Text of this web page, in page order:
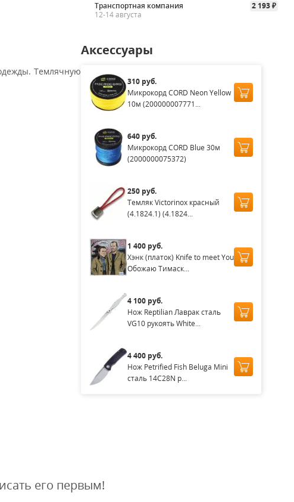
Транспортная компания
2 193 ₽
12-14 августа
Темлячную
Аксессуары
310 руб.
Микрокорд CORD Neon Yellow
10м (200000007771...
640 руб.
Микрокорд CORD Blue 30м
(2000000075372)
250 руб.
Темляк Victorinox красный
(4.1824.1) (4.1824...
1 400 руб.
Хэнк (платок) Knife to meet You
Обожаю Тимаск...
4 100 руб.
Нож Reptilian Лаврак сталь
VG10 рукоять White...
4 400 руб.
Нож Petrified Fish Beluga Mini
сталь 14C28N р...
его первым!